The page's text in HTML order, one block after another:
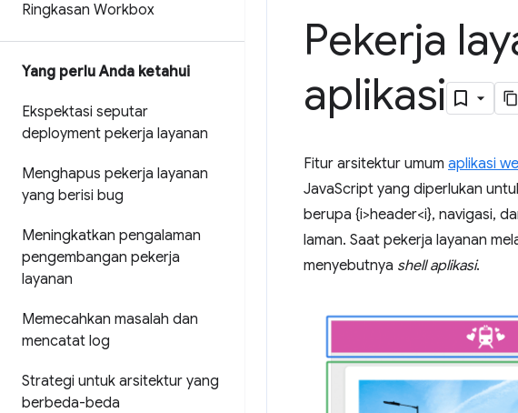
Ringkasan Workbox
Yang perlu Anda ketahui
Ekspektasi seputar
deployment pekerja layanan
Menghapus pekerja layanan
yang berisi bug
Meningkatkan pengalaman
pengembangan pekerja
layanan
Memecahkan masalah dan
mencatat log
Strategi untuk arsitektur yang
berbeda-beda
Pekerja
aplikasi
Fitur arsitektur umum aplikasi
JavaScript yang diperlukan
berupa {i>header<i}, navigasi,
laman. Saat pekerja layanan
menyebutnya shell aplikasi.